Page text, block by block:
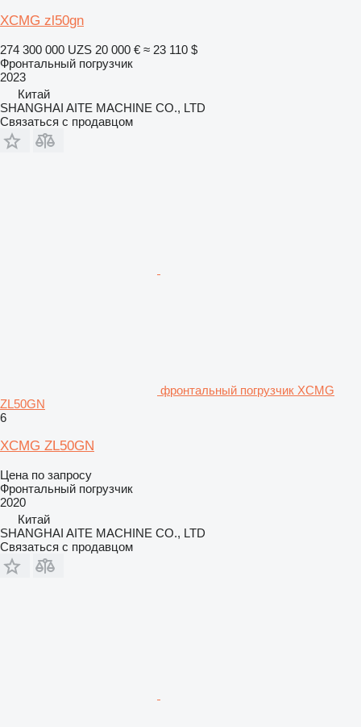
XCMG zl50gn
274 300 000 UZS 20 000 € ≈ 23 110 $
Фронтальный погрузчик
2023
Китай
SHANGHAI AITE MACHINE CO., LTD
Связаться с продавцом
фронтальный погрузчик XCMG
ZL50GN
6
XCMG ZL50GN
Цена по запросу
Фронтальный погрузчик
2020
Китай
SHANGHAI AITE MACHINE CO., LTD
Связаться с продавцом